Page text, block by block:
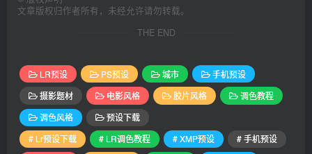
文章版权归作者所有，未经允许请勿转载。
THE END
LR预设 PS预设 城市
手机预设
摄影题材
电影风格 胶片风格
调色教程
调色风格
预设下载
# Lr预设下载
# LR调色教程 # XMP预设
# 手机预设